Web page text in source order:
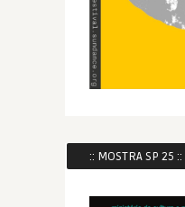
:: MOSTRA SP 25 ::